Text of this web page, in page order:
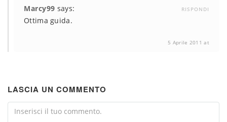
Marcy99 says: RISPONDI
Ottima guida.
5 Aprile 2011 at
LASCIA UN COMMENTO
Comment